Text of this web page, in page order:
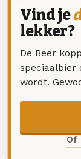
Vind je
lekker?
De Beer
speciaalbier
wordt.
Of